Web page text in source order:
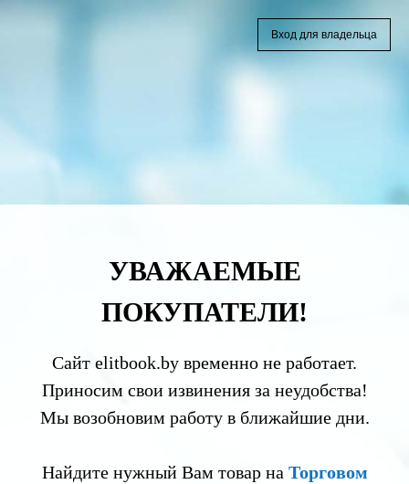
УВАЖАЕМЫЕ
ПОКУПАТЕЛИ!
Сайт elitbook.by временно не работает.
Приносим свои извинения за неудобства!
Мы возобновим работу в ближайшие дни.
Найдите нужный Вам товар на Торговом
Вход для владельца